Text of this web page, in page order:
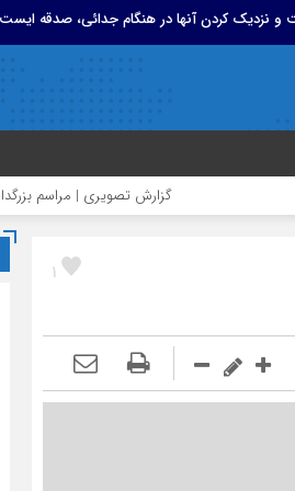
و نزدیک کردن آنها در هنگام جدائی، صدقه
گزارش تصویری | مراسم بزرگداشت
1